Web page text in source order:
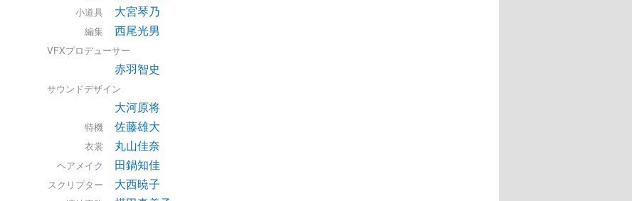
小道具 大宮琴乃
編集 西尾光男
VFXプロデューサー
赤羽智史
サウンドデザイン
大河原将
特機 佐藤雄大
衣裳 丸山佳奈
ヘアメイク 田鍋知佳
スクリプター 大西暁子